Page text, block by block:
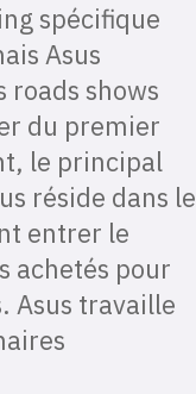
spécifique
Asus
roads shows
du premier
le principal
réside dans le
entrer le
achetés pour
Asus travaille